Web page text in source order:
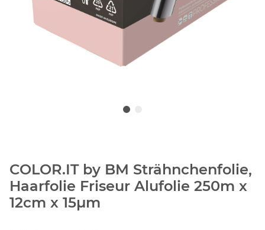
COLOR.IT by BM Strähnchenfolie,
Haarfolie Friseur Alufolie 250m x
12cm x 15µm